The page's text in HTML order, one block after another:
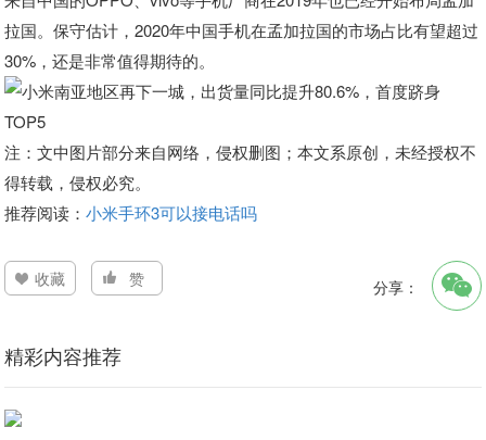
拉国。保守估计，2020年中国手机在孟加拉国的市场占比有望超过
30%，还是非常值得期待的。
注：文中图片部分来自网络，侵权删图；本文系原创，未经授权不
得转载，侵权必究。
推荐阅读：小米手环3可以接电话吗
收藏 赞 分享：
精彩内容推荐